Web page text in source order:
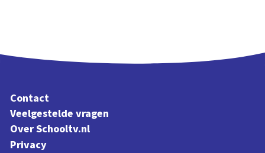
Contact
Veelgestelde vragen
Over Schooltv.nl
Privacy